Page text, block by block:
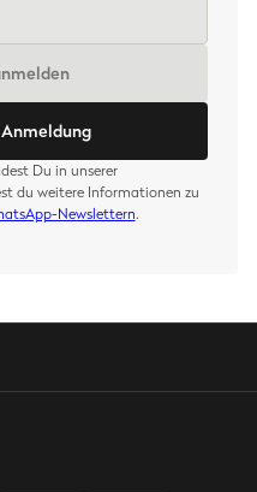
Du in unserer
du weitere Informationen zu
Newslettern.